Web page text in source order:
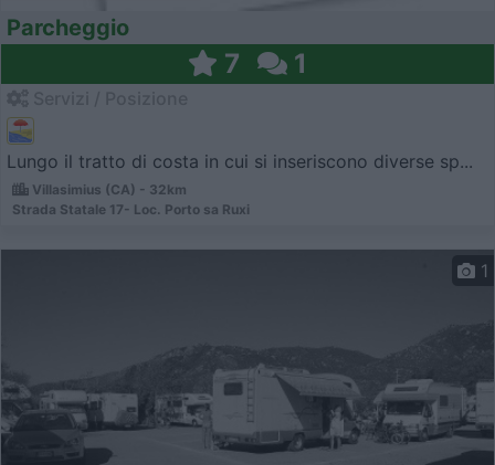
Parcheggio
7 1
Lungo il tratto di costa in cui si inseriscono diverse sp...
Villasimius (CA) - 32km
Strada Statale 17- Loc. Porto sa Ruxi
1